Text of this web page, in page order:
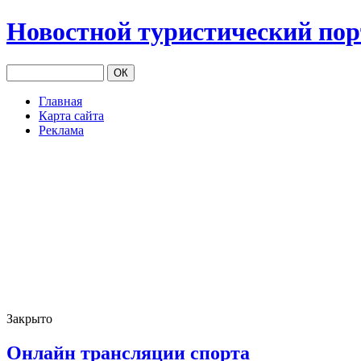
Новостной туристический
Главная
Карта сайта
Реклама
Закрыто
Онлайн трансляции спорта